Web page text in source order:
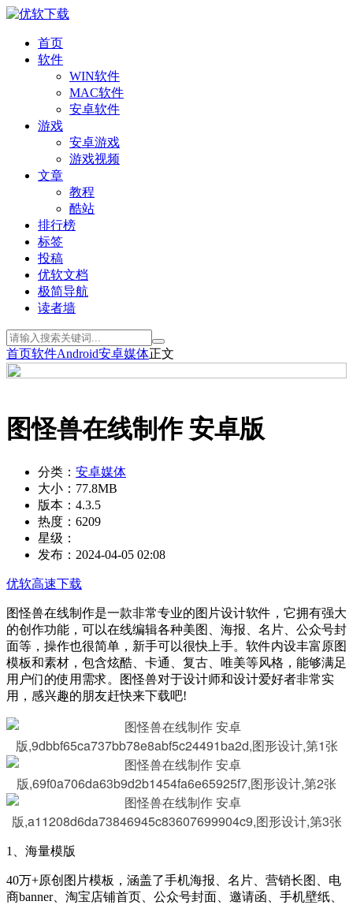
首页
软件
WIN软件
MAC软件
安卓软件
游戏
安卓游戏
游戏视频
文章
教程
酷站
排行榜
标签
投稿
优软文档
极简导航
读者墙
首页软件Android安卓媒体正文
图怪兽在线制作 安卓版
分类： 安卓媒体
大小： 77.8MB
版本： 4.3.5
热度： 6209
星级：
发布： 2024-04-05 02:08
优软高速下载
图怪兽在线制作是一款非常专业的图片设计软件，它拥有强大
的创作功能，可以在线编辑各种美图、海报、名片、公众号封
面等，操作也很简单，新手可以很快上手。软件内设丰富原图
模板和素材，包含炫酷、卡通、复古、唯美等风格，能够满足
用户们的使用需求。图怪兽对于设计师和设计爱好者非常实
用，感兴趣的朋友赶快来下载吧!
1、海量模版
40万+原创图片模板，涵盖了手机海报、名片、营销长图、电
商banner、淘宝店铺首页、公众号封面、邀请函、手机壁纸、